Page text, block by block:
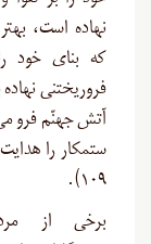
نهاده است،
که بنای خود
فروریختنی نهاده
آتش جهنّم فرو
ستمکار را
۱۰۹).
برخی از